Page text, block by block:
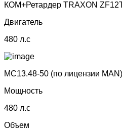
КОМ+Ретардер TRAXON
Двигатель
480 л.с
MC13.48-50 (по лицензии МАN)
Мощность
480 л.с
Объем